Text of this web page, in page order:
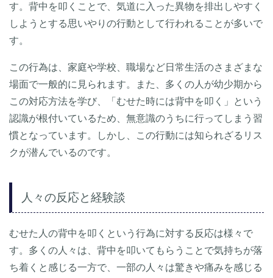
す。背中を叩くことで、気道に入った異物を排出しやすく
しようとする思いやりの行動として行われることが多いで
す。
この行為は、家庭や学校、職場など日常生活のさまざまな
場面で一般的に見られます。また、多くの人が幼少期から
この対応方法を学び、「むせた時には背中を叩く」という
認識が根付いているため、無意識のうちに行ってしまう習
慣となっています。しかし、この行動には知られざるリス
クが潜んでいるのです。
人々の反応と経験談
むせた人の背中を叩くという行為に対する反応は様々で
す。多くの人々は、背中を叩いてもらうことで気持ちが落
ち着くと感じる一方で、一部の人々は驚きや痛みを感じる